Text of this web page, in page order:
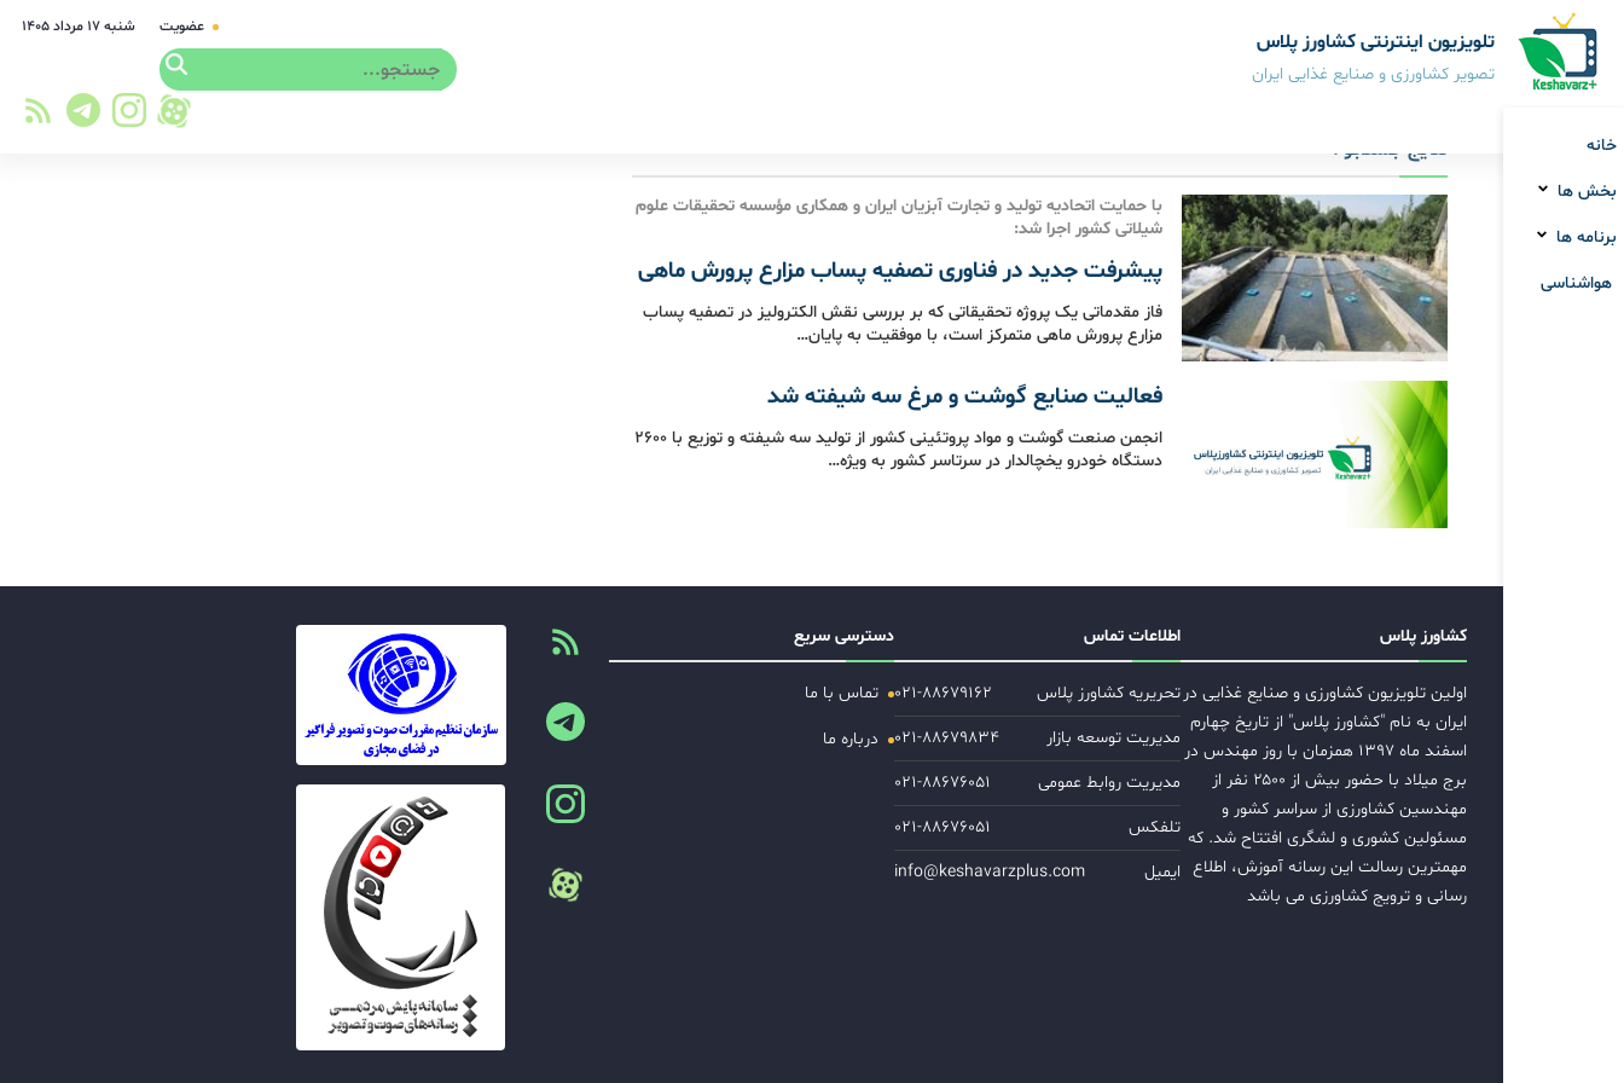
تلویزیون اینترنتی کشاورز پلاس
تصویر کشاورزی و صنایع غذایی ایران
عضویت شنبه ۱۷ مرداد ۱۴۰۵
خانه
بخش ها
برنامه ها
هواشناسی
نتایج جستجو :
با حمایت اتحادیه تولید و تجارت آبزیان ایران و همکاری مؤسسه تحقیقات علوم
شیلاتی کشور اجرا شد:
پیشرفت جدید در فناوری تصفیه پساب مزارع پرورش ماهی
فاز مقدماتی یک پروژه تحقیقاتی که بر بررسی نقش الکترولیز در تصفیه پساب
مزارع پرورش ماهی متمرکز است، با موفقیت به پایان…
فعالیت صنایع گوشت و مرغ سه شیفته شد
انجمن صنعت گوشت و مواد پروتئینی کشور از تولید سه شیفته و توزیع با ۲۶۰۰
دستگاه خودرو یخچالدار در سرتاسر کشور به ویژه…
کشاورز پلاس
اولین تلویزیون کشاورزی و صنایع غذایی در
ایران به نام "کشاورز پلاس" از تاریخ چهارم
اسفند ماه ۱۳۹۷ همزمان با روز مهندس در
برج میلاد با حضور بیش از ۲۵۰۰ نفر از
مهندسین کشاورزی از سراسر کشور و
مسئولین کشوری و لشگری افتتاح شد. که
مهمترین رسالت این رسانه آموزش، اطلاع
رسانی و ترویج کشاورزی می باشد
اطلاعات تماس
تحریریه کشاورز پلاس
۰۲۱-۸۸۶۷۹۱۶۲
مدیریت توسعه بازار
۰۲۱-۸۸۶۷۹۸۳۴
مدیریت روابط عمومی
۰۲۱-۸۸۶۷۶۰۵۱
تلفکس
۰۲۱-۸۸۶۷۶۰۵۱
ایمیل
info@keshavarzplus.com
دسترسی سریع
تماس با ما
درباره ما